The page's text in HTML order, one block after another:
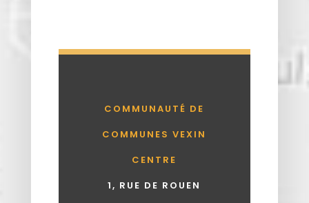
COMMUNAUTÉ DE
COMMUNES VEXIN
CENTRE
1, RUE DE ROUEN